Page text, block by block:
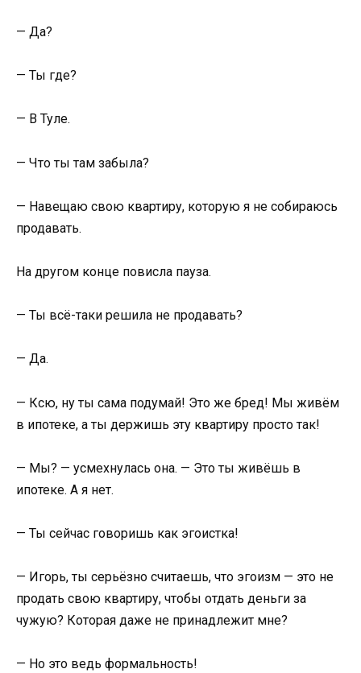
— Да?
— Ты где?
— В Туле.
— Что ты там забыла?
— Навещаю свою квартиру, которую я не собираюсь
продавать.
На другом конце повисла пауза.
— Ты всё-таки решила не продавать?
— Да.
— Ксю, ну ты сама подумай! Это же бред! Мы живём
в ипотеке, а ты держишь эту квартиру просто так!
— Мы? — усмехнулась она. — Это ты живёшь в
ипотеке. А я нет.
— Ты сейчас говоришь как эгоистка!
— Игорь, ты серьёзно считаешь, что эгоизм — это не
продать свою квартиру, чтобы отдать деньги за
чужую? Которая даже не принадлежит мне?
— Но это ведь формальность!